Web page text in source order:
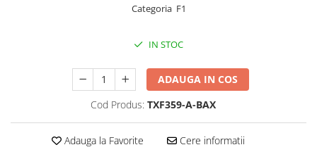
Categoria F1
IN STOC
ADAUGA IN COS
Cod Produs: TXF359-A-BAX
Adauga la Favorite Cere informatii